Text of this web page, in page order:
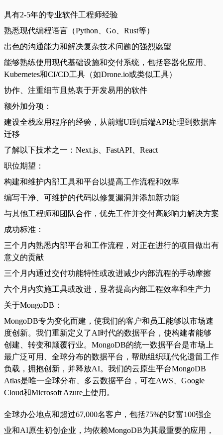
具有2-5年的专业软件工程师经验
熟悉现代编程语言（Python、Go、Rust等）
出色的沟通能力和解决复杂技术问题的强烈愿望
能够熟练使用现代基础设施和交付系统，包括容器化应用、
Kubernetes和CI/CD工具（如Drone.io或类似工具）
协作、注重细节且热衷于开发易用的软件
额外加分项：
建设全栈应用程序的经验，从前端UI到后端API处理到数据库
迁移
了解以下技术之一：Next.js、FastAPI、React
职位期望：
构建和维护内部工具和平台以提高工作流程和效率
编写干净、可维护的代码以修复漏洞并添加新功能
与其他工程师和团队合作，优先工作并交付高影响力解决方案
成功标准：
三个月内熟悉内部平台和工作流程，对正在进行的项目做出有
意义的贡献
三个月内通过交付功能特性或改进减少内部流程的手动摩擦
六个月内实施工具或改进，显著提高内部工程效率和生产力
关于MongoDB：
MongoDB专为变化而建，使我们的客户和员工能够以市场速
度创新。我们重新定义了AI时代的数据平台，使构建者能够
创建、转变和颠覆行业。MongoDB的统一数据平台是市场上
最广泛可用、全球分布的数据平台，帮助组织现代化遗留工作
负载，拥抱创新，并释放AI。我们的云原生平台MongoDB
Atlas是唯一全球分布、多云数据平台，可在AWS、Google
Cloud和Microsoft Azure上使用。
全球办公地点和超过67,000名客户，包括75%的财富100强企
业和AI原生初创企业，均依赖MongoDB为其最重要的应用，